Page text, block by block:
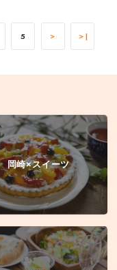
5 ＞ ＞|
岡崎×スイーツ